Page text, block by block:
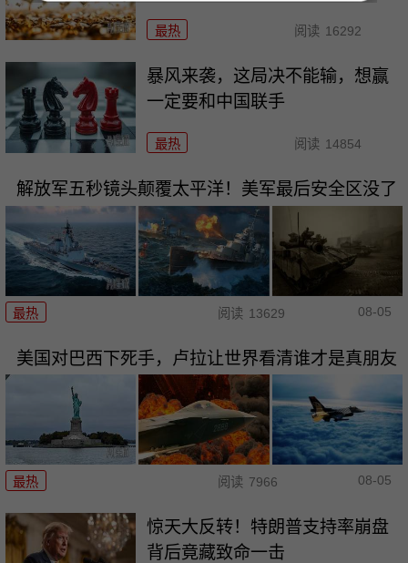
最热 阅读 16292
暴风来袭，这局决不能输，想赢
一定要和中国联手
最热 阅读 14854
解放军五秒镜头颠覆太平洋！美军最后安全区没了
最热 阅读 13629 08-05
美国对巴西下死手，卢拉让世界看清谁才是真朋友
最热 阅读 7966 08-05
惊天大反转！特朗普支持率崩盘
背后竟藏致命一击